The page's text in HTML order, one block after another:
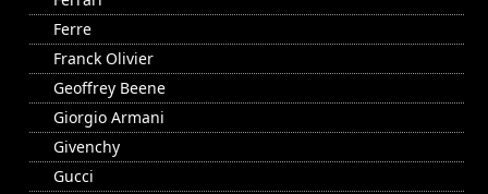
Ferre
Franck Olivier
Geoffrey Beene
Giorgio Armani
Givenchy
Gucci